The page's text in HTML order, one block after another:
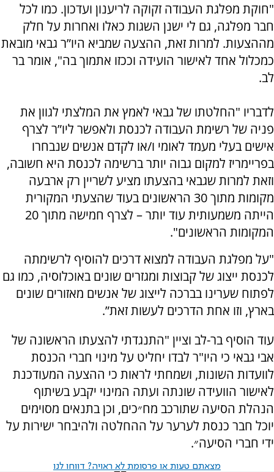
"חוקת מפלגת העבודה זקוקה לריענון ועדכון. כמו לכל
חבר מפלגה, גם לי ישנן השגות כאלו ואחרות על חלק
מההצעות. למרות זאת, ההצעה שמביא היו”ר גבאי מובאת
כמכלול אחד לאישור הועידה וככזו אתמוך בה", אומר בר
לב.
לדבריו "החלטתו של גבאי לאמץ את המלצתי לגוון את
פניה של רשימת העבודה לכנסת ולאפשר ליו”ר לצרף
אישים בעלי מעמד לאומי ו/או לקדם אנשים שנבחרו
בפריימריז למקום גבוה יותר ברשימה לכנסת היא חשובה,
וזאת למרות שגבאי בהצעתו מציע לשריין רק ארבעה
מקומות מתוך 30 הראשונים בעוד שהצעתי המקורית
הייתה משמעותית עוד יותר – לצרף חמישה מתוך 20
המקומות הראשונים".
"על מפלגת העבודה למצוא דרכים להוסיף לרשימתה
לכנסת ייצוג של קבוצות ומגזרים שונים באוכלוסיה, כמו גם
לפתוח שערינו בברכה לייצוג של אנשים מאזורים שונים
בארץ, וזו אחת הדרכים לעשות זאת”.
עוד הוסיף בר-לב וציין "התנגדתי להצעתו הראשונה של
אבי גבאי כי היו"ר לבדו יחליט על מינוי חברי הכנסת
לוועדות השונות, ושמחתי לראות כי ההצעה המעודכנת
לאישור הוועידה שונתה ועתה המינוי יקבע בשיתוף
הנהלת הסיעה שתורכב מח״כים, וכן בתנאים מסוימים
יוכל חבר כנסת לערער על ההחלטה ולהיבחר ישירות על
ידי חברי הסיעה״.
מצאתם טעות או פרסומת לא ראויה? דווחו לנו